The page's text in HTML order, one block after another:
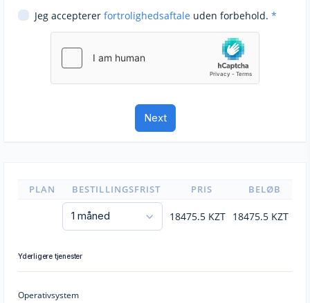
Jeg accepterer fortrolighedsaftale uden forbehold. *
PLAN BESTILLINGSFRIST PRIS BELØB
18475.5 KZT 18475.5 KZT
Yderligere tjenester
Operativsystem